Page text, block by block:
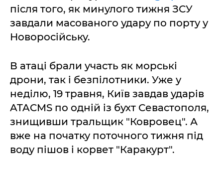
після того, як минулого тижня ЗСУ
завдали масованого удару по порту у
Новоросійську.
В атаці брали участь як морські
дрони, так і безпілотники. Уже у
неділю, 19 травня, Київ завдав ударів
ATACMS по одній із бухт Севастополя,
знищивши тральщик "Ковровец". А
вже на початку поточного тижня під
воду пішов і корвет "Каракурт".